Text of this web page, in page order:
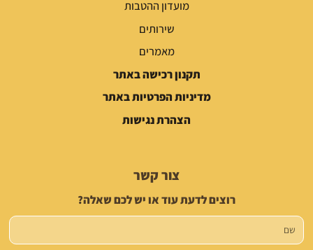
מועדון ההטבות
שירותים
מאמרים
תקנון רכישה באתר
מדיניות הפרטיות באתר
הצהרת נגישות
צור קשר
רוצים לדעת עוד או יש לכם שאלה?
שם